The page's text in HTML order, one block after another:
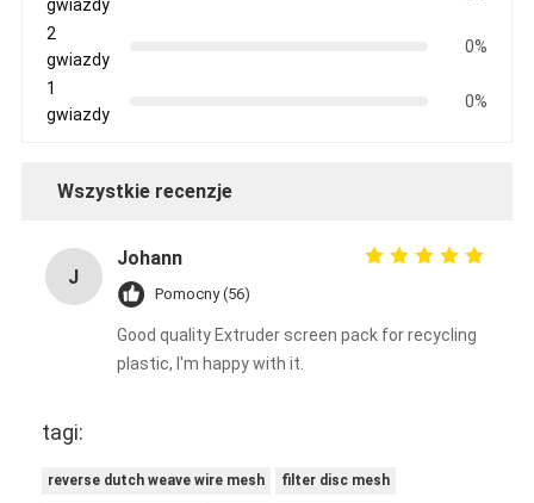
Siatka ula
gwiazdy
2
gwiazdy
0%
1
gwiazdy
0%
Wszystkie recenzje
J
Johann
Pomocny (56)
Good quality Extruder screen pack for recycling
plastic, I'm happy with it.
tagi:
reverse dutch weave wire mesh filter disc mesh